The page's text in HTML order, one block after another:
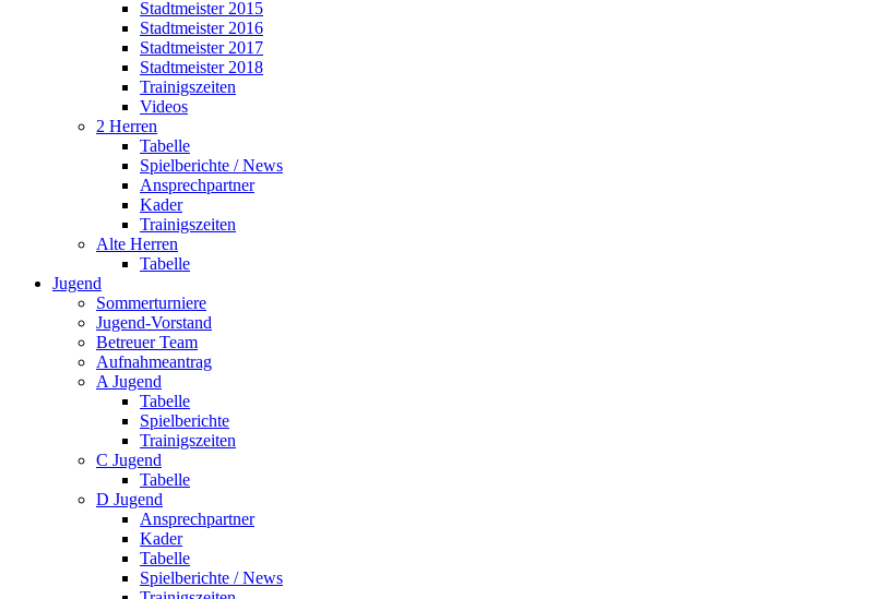
Stadtmeister 2015
Stadtmeister 2016
Stadtmeister 2017
Stadtmeister 2018
Trainigszeiten
Videos
2 Herren
Tabelle
Spielberichte / News
Ansprechpartner
Kader
Trainigszeiten
Alte Herren
Tabelle
Jugend
Sommerturniere
Jugend-Vorstand
Betreuer Team
Aufnahmeantrag
A Jugend
Tabelle
Spielberichte
Trainigszeiten
C Jugend
Tabelle
D Jugend
Ansprechpartner
Kader
Tabelle
Spielberichte / News